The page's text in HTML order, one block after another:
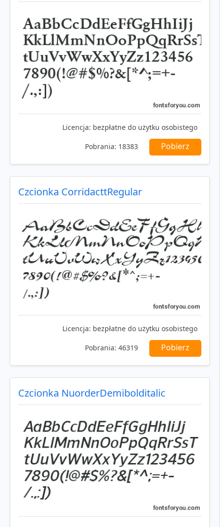
Licencja: bezpłatne do użytku osobistego
Pobrania: 18383 Pobierz
Czcionka CorridacttRegular
Licencja: bezpłatne do użytku osobistego
Pobrania: 46319 Pobierz
Czcionka NuorderDemibolditalic